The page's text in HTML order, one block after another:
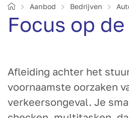
HomeAanbod Bedrijven
Focus op
Afleiding achter het
voornaamste oorzaken
verkeersongeval. Je